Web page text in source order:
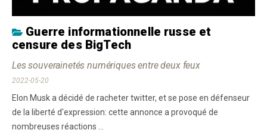
Guerre informationnelle russe et
censure des BigTech
Les souverainetés numériques entre deux feux
2022-05-20
Elon Musk a décidé de racheter twitter, et se pose en défenseur
de la liberté d'expression: cette annonce a provoqué de
nombreuses réactions ...